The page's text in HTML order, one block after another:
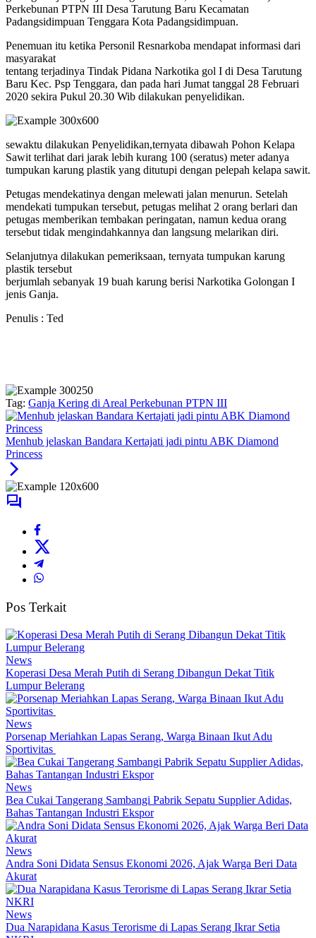
Perkebunan PTPN III Desa Tarutung Baru Kecamatan
Padangsidimpuan Tenggara Kota Padangsidimpuan.
Penemuan itu ketika Personil Resnarkoba mendapat informasi dari
masyarakat
tentang terjadinya Tindak Pidana Narkotika gol I di Desa Tarutung
Baru Kec. Psp Tenggara, dan pada hari Jumat tanggal 28 Februari
2020 sekira Pukul 20.30 Wib dilakukan penyelidikan.
sewaktu dilakukan Penyelidikan,ternyata dibawah Pohon Kelapa
Sawit terlihat dari jarak lebih kurang 100 (seratus) meter adanya
tumpukan karung plastik yang ditutupi dengan pelepah kelapa sawit.
Petugas mendekatinya dengan melewati jalan menurun. Setelah
mendekati tumpukan tersebut, petugas melihat 2 orang berlari dan
petugas memberikan tembakan peringatan, namun kedua orang
tersebut tidak mengindahkannya dan langsung melarikan diri.
Selanjutnya dilakukan pemeriksaan, ternyata tumpukan karung
plastik tersebut
berjumlah sebanyak 19 buah karung berisi Narkotika Golongan I
jenis Ganja.
Penulis : Ted
Tag: Ganja Kering di Areal Perkebunan PTPN III
Menhub jelaskan Bandara Kertajati jadi pintu ABK Diamond
Princess
Pos Terkait
News
Koperasi Desa Merah Putih di Serang Dibangun Dekat Titik
Lumpur Belerang
News
Porsenap Meriahkan Lapas Serang, Warga Binaan Ikut Adu
Sportivitas
News
Bea Cukai Tangerang Sambangi Pabrik Sepatu Supplier Adidas,
Bahas Tantangan Industri Ekspor
News
Andra Soni Didata Sensus Ekonomi 2026, Ajak Warga Beri Data
Akurat
News
Dua Narapidana Kasus Terorisme di Lapas Serang Ikrar Setia